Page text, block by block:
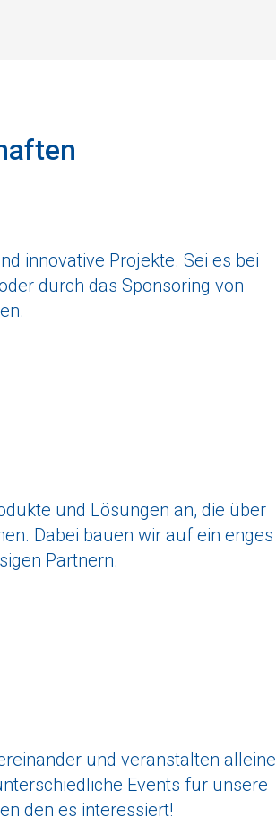
innovative Projekte. Sei es bei
durch das Sponsoring von
und Lösungen an, die über
Dabei bauen wir auf ein enges
Partnern.
und veranstalten alleine
Events für unsere
den es interessiert!